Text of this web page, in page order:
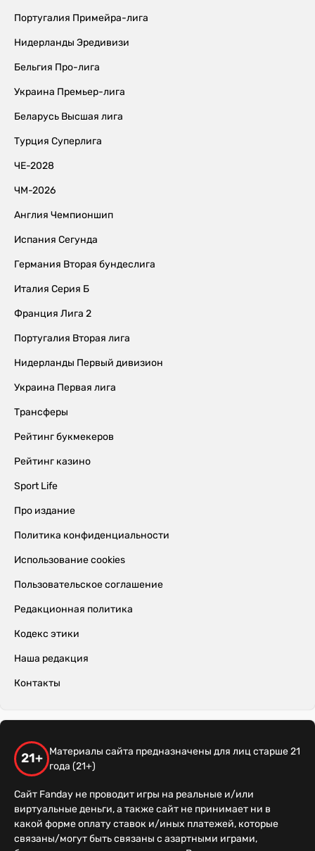
Португалия Примейра-лига
Нидерланды Эредивизи
Бельгия Про-лига
Украина Премьер-лига
Беларусь Высшая лига
Турция Суперлига
ЧЕ-2028
ЧМ-2026
Англия Чемпионшип
Испания Сегунда
Германия Вторая бундеслига
Италия Серия Б
Франция Лига 2
Португалия Вторая лига
Нидерланды Первый дивизион
Украина Первая лига
Трансферы
Рейтинг букмекеров
Рейтинг казино
Sport Life
Про издание
Политика конфиденциальности
Использование cookies
Пользовательское соглашение
Редакционная политика
Кодекс этики
Наша редакция
Контакты
21+
Материалы сайта предназначены для лиц старше 21
года (21+)
Сайт Fanday не проводит игры на реальные и/или
виртуальные деньги, а также сайт не принимает ни в
какой форме оплату ставок и/иных платежей, которые
связаны/могут быть связаны с азартными играми,